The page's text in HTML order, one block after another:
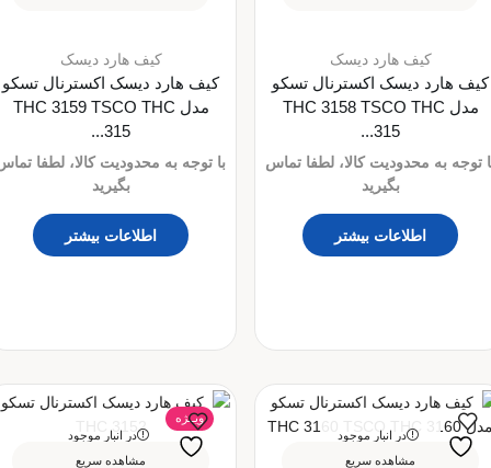
کیف هارد دیسک
کیف هارد دیسک اکسترنال تسکو
مدل THC 3158 TSCO THC
315...
توجه به محدودیت کالا، لطفا تماس
بگیرید
اطلاعات بیشتر
کیف هارد دیسک
کیف هارد دیسک اکسترنال تسکو
مدل THC 3159 TSCO THC
315...
با توجه به محدودیت کالا، لطفا
بگیرید
اطلاعات بیشتر
در انبار موجود
نمی باشد
مشاهده سریع
ویــژه
در انبار موجود
نمی باشد
مشاهده سریع